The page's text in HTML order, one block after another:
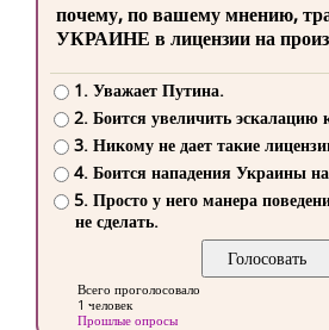
почему, по вашему мнению,
УКРАИНЕ в лицензии на
1. Уважает Путина.
2. Боится увеличить эскалацию
3. Никому не дает такие
4. Боится нападения Украины
5. Просто у него манера
не сделать.
Всего проголосовало
1 человек
Прошлые опросы